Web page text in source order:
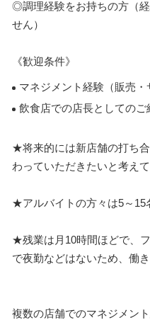
◎調理経験をお持ちの方（
せん）
《歓迎条件》
マネジメント経験（販売・
飲食店での店長としてのご
★将来的には新店舗の打ち
わっていただきたいと考えて
★アルバイトの方々は5～15
★残業は月10時間ほどで、
で夜勤などはないため、働
複数の店舗でのマネジメン